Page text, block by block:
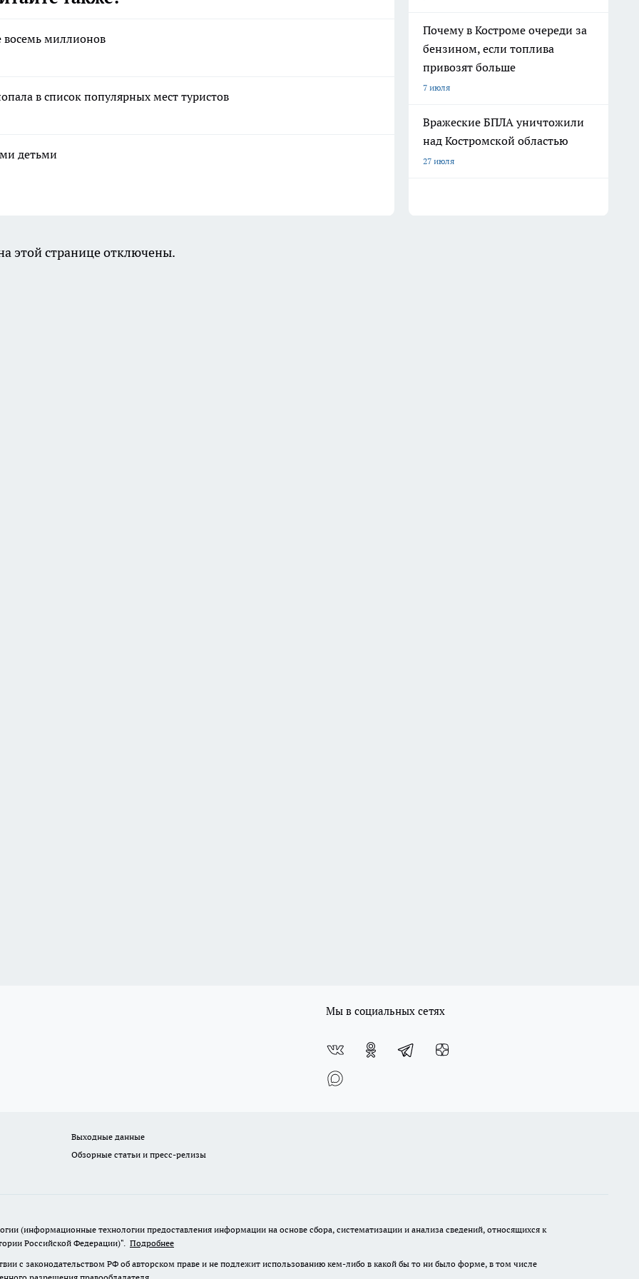
восемь миллионов
в список популярных мест туристов
детьми
Почему в Костроме очереди за
бензином, если топлива
привозят больше
7 июля
Вражеские БПЛА уничтожили
над Костромской областью
27 июля
этой странице отключены.
Мы в социальных сетях
Выходные данные
Обзорные статьи и пресс-релизы
(информационные технологии предоставления информации на основе сбора, систематизации и анализа сведений, относящихся к
Российской Федерации)". Подробнее
с законодательством РФ об авторском праве и не подлежит использованию кем-либо в какой бы то ни было форме, в том числе